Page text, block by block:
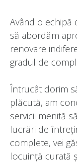
Având o echipă
să abordăm
renovare
gradul de
Întrucât dorim
plăcută, am
servicii menită
lucrări de
complete, vei
locuință curată